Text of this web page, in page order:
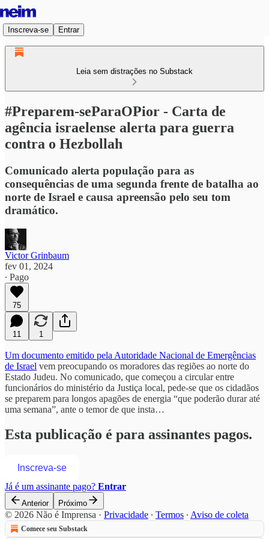
Inscreva-se Entrar
Leia sem distrações no Substack
#Preparem-seParaOPior - Carta de
agência israelense alerta para guerra
contra o Hezbollah
Comunicado alerta população para as
consequências de uma segunda frente de batalha ao
norte de Israel e causa apreensão pelo seu tom
dramático.
Victor Grinbaum
fev 01, 2024
∙ Pago
75
11 1
Um documento emitido pela Autoridade Nacional de Emergências
de Israel vem preocupando os moradores das regiões ao norte do
Estado Judeu. No comunicado, que começou a circular entre
funcionários do ministério da Justiça local, pede-se que os cidadãos
se preparem para longos apagões de energia “que poderão durar até
uma semana”, ante o temor de que insta…
Esta publicação é para assinantes pagos.
Inscreva-se
Já é um assinante pago? Entrar
Anterior Próximo
© 2026 Não é Imprensa · Privacidade ∙ Termos ∙ Aviso de coleta
Comece seu Substack